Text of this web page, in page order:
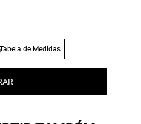
Tabela de Medidas